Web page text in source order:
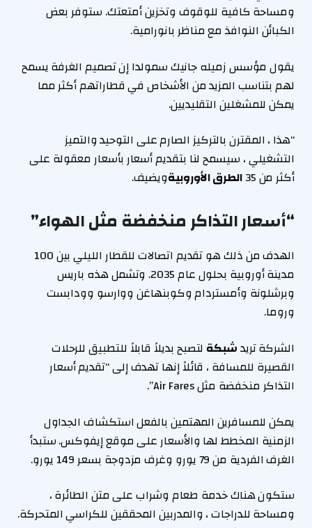
ومساحة كافية للوقوف وتخزين أمتعتك. ستوفر بعض
الكبائن النوافذ مع مناظر بانورامية.
يقول مؤسس زميله جانيك سمولدا إن تصميم الغرفة يسمح
لهم بتناسب المزيد من الأشخاص في قطاراتهم أكثر مما
يمكن للمشغلين التقليديين.
“هذا ، المقترن بالتركيز الصارم على التوحيد والتميز
التشغيلي ، سيسمح لنا بتقديم أسعار بأسعار معقولة على
أكثر من 35
الطرق الأوروبيةويضيف.
“أسعار التذاكر منخفضة مثل الهواء”
الهدف من ذلك هو تقديم اتصالات للقطار الليلي بين 100
مدينة أوروبية بحلول عام 2035. وتشمل هذه باريس
وبرشلونة وأمستردام وكوبنهاغن ووارسو وودابست
وروما.
الشركة تريدشبكة لتصبح بديلاً قابلاً للتطبيق للرحلات
القصيرة للمسافة ، قائلاً إنها تهدف إلى “تقديم أسعار
التذاكر منخفضة مثل Air Fares”.
يمكن للمسافرين المهتمين بالفعل استكشاف الجداول
الزمنية المخطط لها والأسعار على موقع إيفوكس. ستبدأ
الغرف الفردية من 79 يورو وغرف مزدوجة بسعر 149 يورو.
ستكون هناك خدمة طعام وشراب على متن الطائرة ،
ومساحة للدراجات ، والمدربين المحققين للكراسي المتحركة.